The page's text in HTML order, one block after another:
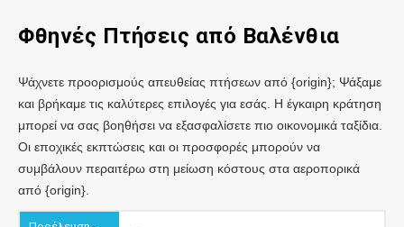
Φθηνές Πτήσεις από Βαλένθια
Ψάχνετε προορισμούς απευθείας πτήσεων από {origin}; Ψάξαμε
και βρήκαμε τις καλύτερες επιλογές για εσάς. Η έγκαιρη κράτηση
μπορεί να σας βοηθήσει να εξασφαλίσετε πιο οικονομικά ταξίδια.
Οι εποχικές εκπτώσεις και οι προσφορές μπορούν να
συμβάλουν περαιτέρω στη μείωση κόστους στα αεροπορικά
από {origin}.